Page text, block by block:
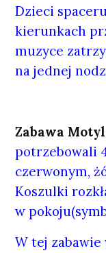
Dzieci
kierunkach
muzyce
na jednej
Zabawa
potrzebowali
czerwonym,
Koszulki
w
W tej